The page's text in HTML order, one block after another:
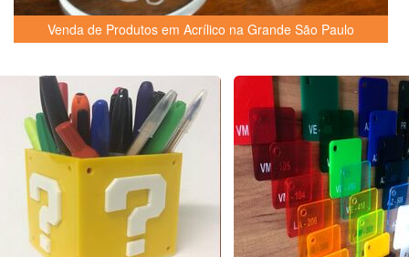
Venda de Produtos em Acrílico na Grande São Paulo